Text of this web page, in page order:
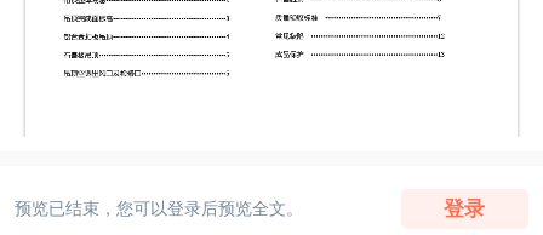
预览已结束，您可以登录后预览全文。 登录